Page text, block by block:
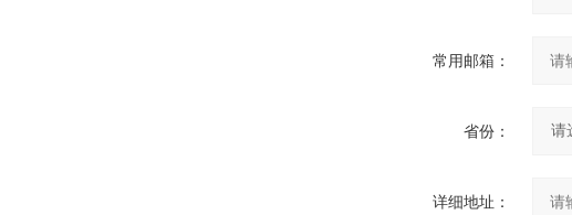
常用邮箱：
省份：
详细地址：